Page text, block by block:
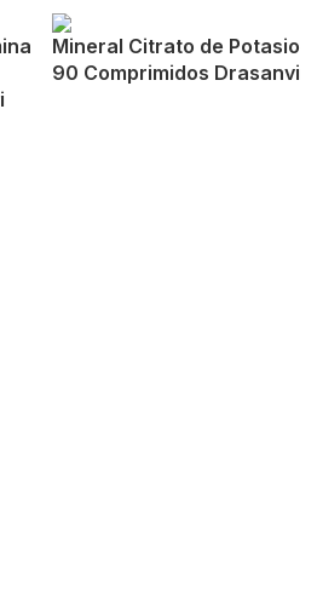
Mineral Citrato de Potasio
90 Comprimidos Drasanvi